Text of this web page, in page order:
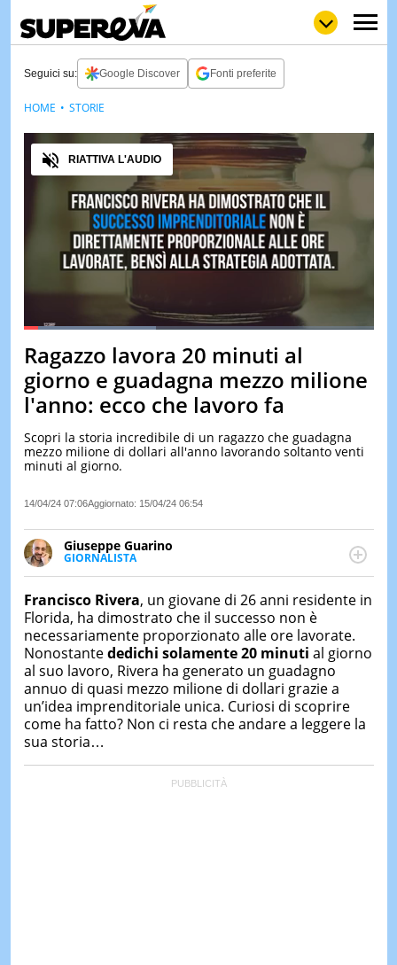
LOLGULP
LOVENEWS
STORIE
TEST
&
DI
DI
Seguici su: Google Discover Fonti preferite
PauseUnmute
Loaded:37.86%
Audio
RIATTIVA L'AUDIO
Ragazzo lavora 20 minuti al
giorno e guadagna mezzo milione
l'anno: ecco che lavoro fa
Scopri la storia incredibile di un ragazzo che guadagna
mezzo milione di dollari all'anno lavorando soltanto venti
minuti al giorno.
14/04/24 07:06Aggiornato: 15/04/24 06:54
Giuseppe Guarino
GIORNALISTA
Ph(D) in Diritto Comparato e processi di
integrazione e attivo nel campo della ricerca, in
particolare sulla Storia contemporanea di America
Latina e Spagna. Collabora con numerose testate ed
è presidente dell'Associazione Culturale "La
Biblioteca del Sannio".
HOME STORIE
Francisco Rivera, un giovane di 26 anni residente in
Florida, ha dimostrato che il successo non è
necessariamente proporzionato alle ore lavorate.
Nonostantededichi solamente 20 minuti al giorno
al suo lavoro, Rivera ha generato un guadagno
annuo di quasi mezzo milione di dollari grazie a
un’idea imprenditoriale unica. Curiosi di scoprire
come ha fatto? Non ci resta che andare a leggere la
sua storia…